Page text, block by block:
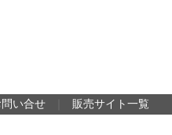
問い合せ 販売サイト一覧